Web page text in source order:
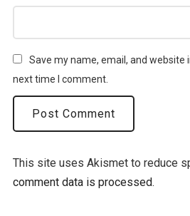
Save my name, email, and website
next time I comment.
This site uses Akismet to reduce
comment data is processed.